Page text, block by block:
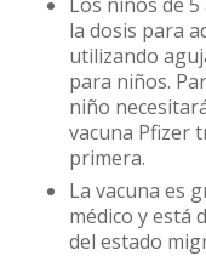
la dosis para
utilizando
para niños.
niño
vacuna Pfizer
primera.
La vacuna es
médico y está
del estado